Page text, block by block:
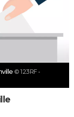
© 123RF -